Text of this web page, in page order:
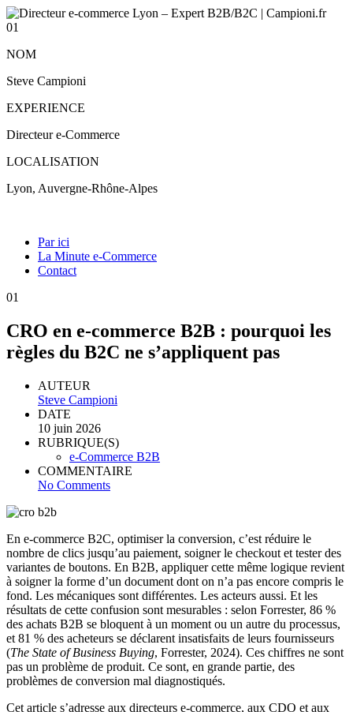
01
NOM
Steve Campioni
EXPERIENCE
Directeur e-Commerce
LOCALISATION
Lyon, Auvergne-Rhône-Alpes
Par ici
La Minute e-Commerce
Contact
01
CRO en e-commerce B2B : pourquoi les
règles du B2C ne s’appliquent pas
AUTEUR
Steve Campioni
DATE
10 juin 2026
RUBRIQUE(S)
e-Commerce B2B
COMMENTAIRE
No Comments
En e-commerce B2C, optimiser la conversion, c’est réduire le
nombre de clics jusqu’au paiement, soigner le checkout et tester des
variantes de boutons. En B2B, appliquer cette même logique revient
à soigner la forme d’un document dont on n’a pas encore compris le
fond. Les mécaniques sont différentes. Les acteurs aussi. Et les
résultats de cette confusion sont mesurables : selon Forrester, 86 %
des achats B2B se bloquent à un moment ou un autre du processus,
et 81 % des acheteurs se déclarent insatisfaits de leurs fournisseurs
(The State of Business Buying, Forrester, 2024). Ces chiffres ne sont
pas un problème de produit. Ce sont, en grande partie, des
problèmes de conversion mal diagnostiqués.
Cet article s’adresse aux directeurs e-commerce, aux CDO et aux